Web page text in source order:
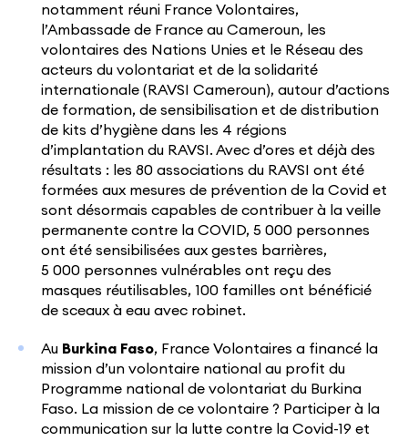
notamment réuni France Volontaires,
l’Ambassade de France au Cameroun, les
volontaires des Nations Unies et le Réseau des
acteurs du volontariat et de la solidarité
internationale (RAVSI Cameroun), autour d’actions
de formation, de sensibilisation et de distribution
de kits d’hygiène dans les 4 régions
d’implantation du RAVSI. Avec d’ores et déjà des
résultats : les 80 associations du RAVSI ont été
formées aux mesures de prévention de la Covid et
sont désormais capables de contribuer à la veille
permanente contre la COVID, 5 000 personnes
ont été sensibilisées aux gestes barrières,
5 000 personnes vulnérables ont reçu des
masques réutilisables, 100 familles ont bénéficié
de sceaux à eau avec robinet.
Au Burkina Faso, France Volontaires a financé la
mission d’un volontaire national au profit du
Programme national de volontariat du Burkina
Faso. La mission de ce volontaire ? Participer à la
communication sur la lutte contre la Covid-19 et